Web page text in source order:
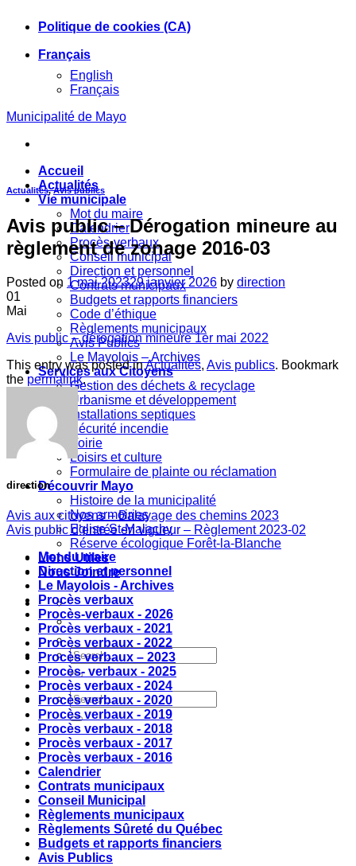
content
Politique de cookies (CA)
Français
English
Français
Municipalité de Mayo
Accueil
Actualités
Vie municipale
Mot du maire
Calendrier
Procès-verbaux
Conseil municipal
Direction et personnel
Contrats municipaux
Budgets et rapports financiers
Code d’éthique
Règlements municipaux
Avis Publics
Le Mayolois – Archives
Services aux Citoyens
Gestion des déchets & recyclage
Urbanisme et développement
Installations septiques
Sécurité incendie
Voirie
Loisirs et culture
Formulaire de plainte ou réclamation
Découvrir Mayo
Histoire de la municipalité
Nos armoiries
Eglise St-Malachy
Réserve écologique Forêt-la-Blanche
Liens Utiles
Nous Joindre
Actualités,Avis publics
Avis public – Dérogation mineure au
règlement de zonage 2016-03
Posted on 1 mai 202329 janvier 2026 by direction
01
Mai
Avis public – dérogation mineure 1er mai 2022
This entry was posted inActualités, Avis publics. Bookmark
the permalink.
direction
Avis aux citoyens – Balayage des chemins 2023
Avis public d’entrée en vigueur – Règlement 2023-02
Mot du maire
Direction et personnel
Le Mayolois - Archives
Procès verbaux
Procès-verbaux - 2026
Procès verbaux - 2021
Procès verbaux - 2022
Procès verbaux – 2023
Procès- verbaux - 2025
Procès verbaux - 2024
Procès verbaux - 2020
Procès verbaux - 2019
Procès verbaux - 2018
Procès verbaux - 2017
Procès verbaux - 2016
Calendrier
Contrats municipaux
Conseil Municipal
Règlements municipaux
Règlements Sûreté du Québec
Budgets et rapports financiers
Avis Publics